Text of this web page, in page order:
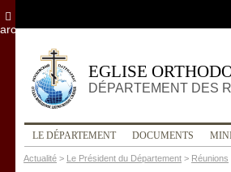
EGLISE
DÉPARTEMENT DES
LE DÉPARTEMENT DOCUMENTS
Actualité > Le Président du Département > Réunions
archives